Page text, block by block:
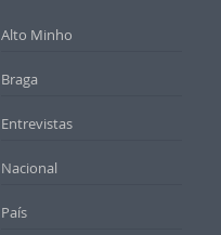
Alto Minho
Braga
Entrevistas
Nacional
País